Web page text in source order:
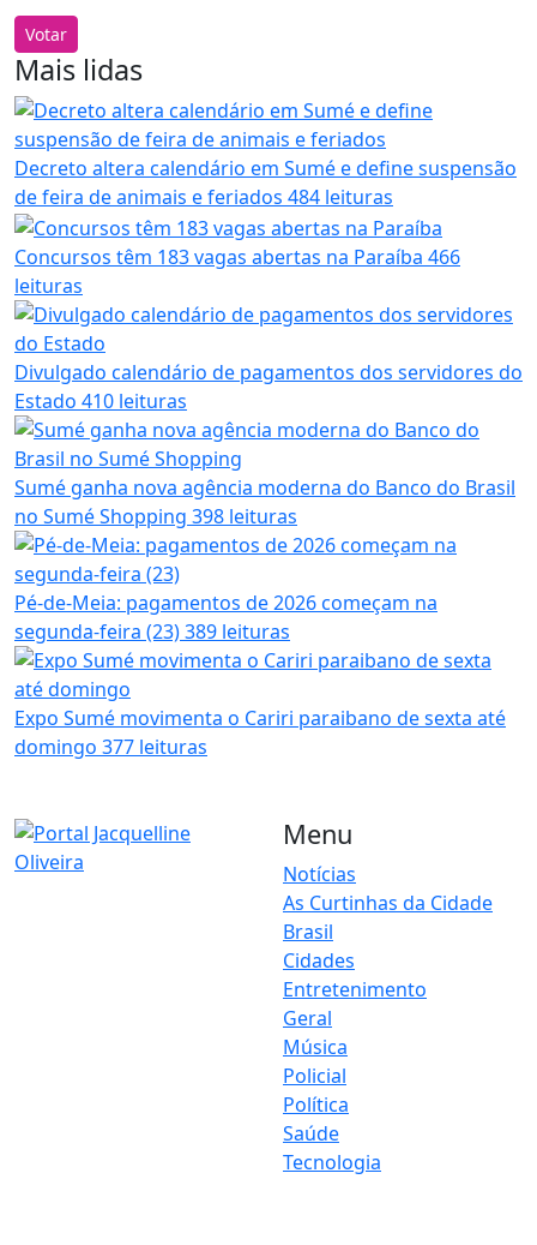
Votar
Mais lidas
Decreto altera calendário em Sumé e define suspensão
de feira de animais e feriados 484 leituras
Concursos têm 183 vagas abertas na Paraíba 466
leituras
Divulgado calendário de pagamentos dos servidores do
Estado 410 leituras
Sumé ganha nova agência moderna do Banco do Brasil
no Sumé Shopping 398 leituras
Pé-de-Meia: pagamentos de 2026 começam na
segunda-feira (23)389 leituras
Expo Sumé movimenta o Cariri paraibano de sexta até
domingo 377 leituras
Menu
Notícias
As Curtinhas da Cidade
Brasil
Cidades
Entretenimento
Geral
Música
Policial
Política
Saúde
Tecnologia